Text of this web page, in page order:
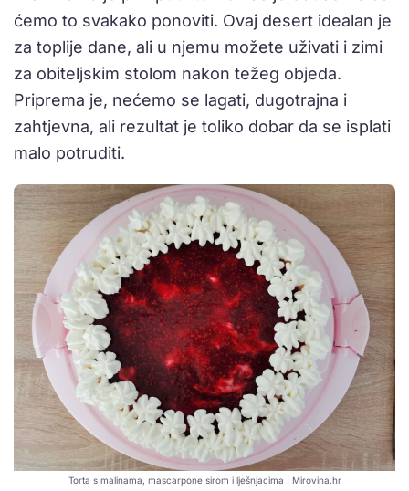
ćemo to svakako ponoviti. Ovaj desert idealan je
za toplije dane, ali u njemu možete uživati i zimi
za obiteljskim stolom nakon težeg objeda.
Priprema je, nećemo se lagati, dugotrajna i
zahtjevna, ali rezultat je toliko dobar da se isplati
malo potruditi.
Torta s malinama, mascarpone sirom i lješnjacima | Mirovina.hr